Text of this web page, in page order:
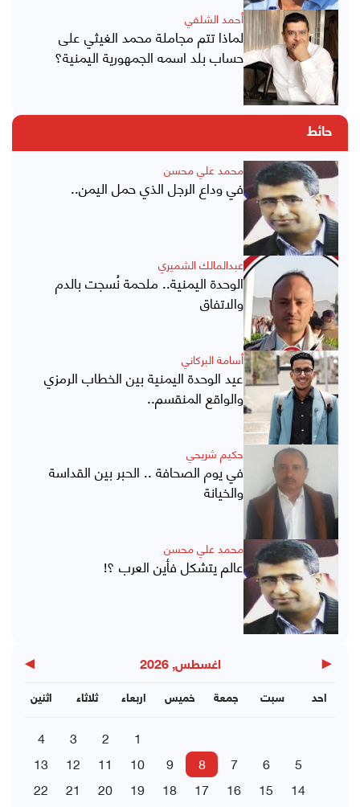
أحمد الشلفي
لماذا تتم مجاملة محمد الغيثي على
حساب بلد اسمه الجمهورية اليمنية؟
حائط
محمد علي محسن
في وداع الرجل الذي حمل اليمن..
عبدالمالك الشميري
الوحدة اليمنية.. ملحمة نُسجت بالدم
والاتفاق
أسامة البركاني
عيد الوحدة اليمنية بين الخطاب الرمزي
والواقع المنقسم..
حكيم شريحي
في يوم الصحافة .. الحبر بين القداسة
والخيانة
محمد علي محسن
عالم يتشكل فأين العرب ؟!
◀ اغسطس, 2026 ▶
اثنين ثلاثاء اربعاء خميس جمعة سبت احد
1
2
3
4
5
6
7
8
9
10
11
12
13
14
15
16
17
18
19
20
21
22